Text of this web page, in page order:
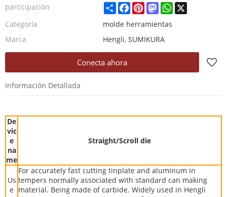
participación ShareFacebook
PinterestMastodonWhatsApp
X
Categoría
molde herramientas
Marca
Hengli, SUMIKURA
Conecta ahora
Información Detallada
De
vic
e
na
me
Straight/Scroll die
Us
e
For accurately fast cutting tinplate and aluminum in
tempers normally associated with standard can making
material. Being made of carbide. Widely used in Hengli